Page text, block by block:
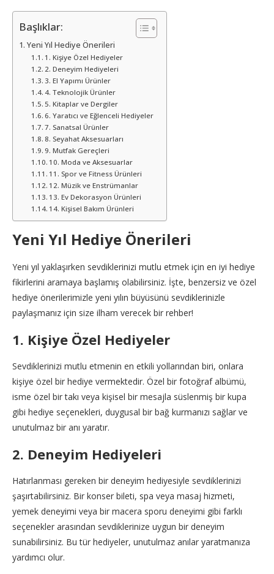
Başlıklar:
Yeni Yıl Hediye Önerileri
1. Kişiye Özel Hediyeler
2. Deneyim Hediyeleri
3. El Yapımı Ürünler
4. Teknolojik Ürünler
5. Kitaplar ve Dergiler
6. Yaratıcı ve Eğlenceli Hediyeler
7. Sanatsal Ürünler
8. Seyahat Aksesuarları
9. Mutfak Gereçleri
10. Moda ve Aksesuarlar
11. Spor ve Fitness Ürünleri
12. Müzik ve Enstrümanlar
13. Ev Dekorasyon Ürünleri
14. Kişisel Bakım Ürünleri
Yeni Yıl Hediye Önerileri
Yeni yıl yaklaşırken sevdiklerinizi mutlu etmek için en iyi hediye
fikirlerini aramaya başlamış olabilirsiniz. İşte, benzersiz ve özel
hediye önerilerimizle yeni yılın büyüsünü sevdiklerinizle
paylaşmanız için size ilham verecek bir rehber!
1. Kişiye Özel Hediyeler
Sevdiklerinizi mutlu etmenin en etkili yollarından biri, onlara
kişiye özel bir hediye vermektedir. Özel bir fotoğraf albümü,
isme özel bir takı veya kişisel bir mesajla süslenmiş bir kupa
gibi hediye seçenekleri, duygusal bir bağ kurmanızı sağlar ve
unutulmaz bir anı yaratır.
2. Deneyim Hediyeleri
Hatırlanması gereken bir deneyim hediyesiyle sevdiklerinizi
şaşırtabilirsiniz. Bir konser bileti, spa veya masaj hizmeti,
yemek deneyimi veya bir macera sporu deneyimi gibi farklı
seçenekler arasından sevdiklerinize uygun bir deneyim
sunabilirsiniz. Bu tür hediyeler, unutulmaz anılar yaratmanıza
yardımcı olur.